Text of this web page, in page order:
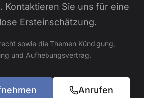
Kontaktieren Sie uns für eine
Ersteinschätzung.
sowie die Themen Kündigung,
und Aufhebungsvertrag.
Anrufen